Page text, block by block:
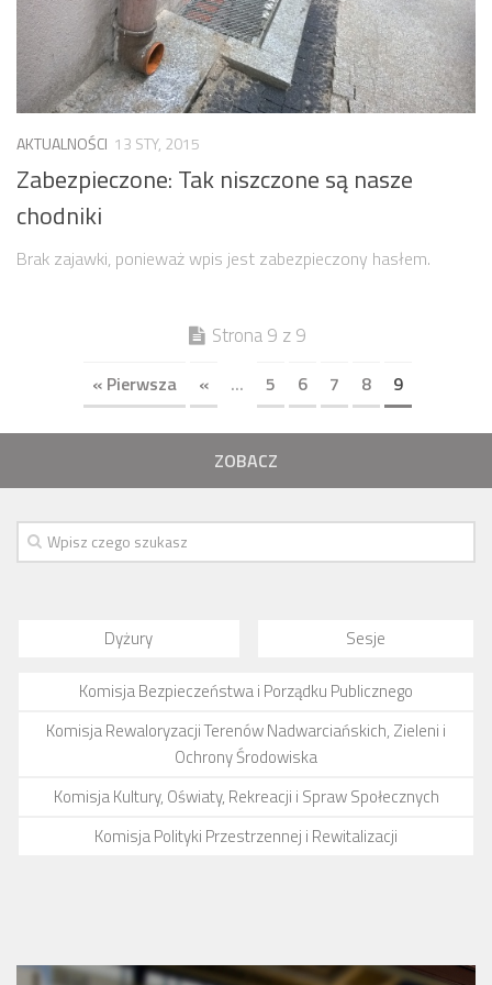
Strefa Tempo 30 – etap II i III
Strefa Tempo 30 – etap IV
Nowa organizacja ruchu – ul. Św. Marcin, Ratajczaka, Al.
Marcinkowskiego (Tempo 30)
Archiwum konsultacji
Galeria
Dla mediów
AKTUALNOŚCI 13 STY, 2015
Zabezpieczone: Tak niszczone są nasze
chodniki
Brak zajawki, ponieważ wpis jest zabezpieczony hasłem.
Strona 9 z 9
« Pierwsza « ... 5 6 7 8 9
ZOBACZ
Dyżury Sesje
Komisja Bezpieczeństwa i Porządku Publicznego
Komisja Rewaloryzacji Terenów Nadwarciańskich, Zieleni i
Ochrony Środowiska
Komisja Kultury, Oświaty, Rekreacji i Spraw Społecznych
Komisja Polityki Przestrzennej i Rewitalizacji